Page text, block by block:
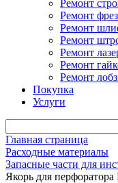
Ремонт
Ремонт
Ремонт
Ремонт
Ремонт
Ремонт
Ремонт
Покупка
Услуги
Главная страница
Расходные материалы
Запасные части для
Якорь для